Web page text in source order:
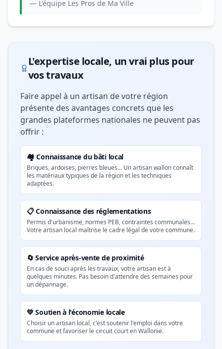
— L'équipe Les Pros de Ma Ville
L'expertise locale, un vrai plus pour
vos travaux
Faire appel à un artisan de votre région
présente des avantages concrets que les
grandes plateformes nationales ne peuvent pas
offrir :
🏘️ Connaissance du bâti local
Briques, ardoises, pierres bleues… Un artisan wallon connaît
les matériaux typiques de la région et les techniques
adaptées.
📋 Connaissance des réglementations
Permis d'urbanisme, normes PEB, contraintes communales…
Votre artisan local maîtrise le cadre légal de votre commune.
🔄 Service après-vente de proximité
En cas de souci après les travaux, votre artisan est à
quelques minutes. Pas besoin d'attendre des semaines pour
un dépannage.
💚 Soutien à l'économie locale
Choisir un artisan local, c'est soutenir l'emploi dans votre
commune et favoriser le circuit court en Wallonie.